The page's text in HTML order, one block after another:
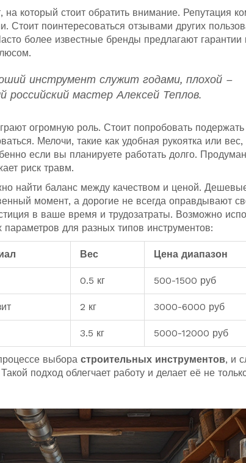
который стоит обратить внимание. Репутация
Стоит поинтересоваться отзывами других
более известные бренды предлагают гарантии
инструмент служит годами, плохой –
российский мастер Алексей Теплов.
огромную роль. Стоит попробовать
Мелочи, такие как удобная рукоятка или вес,
если вы планируете работать долго.
риск травм.
найти баланс между качеством и ценой.
момент, а дорогие не всегда оправдывают
в ваше время и трудозатраты. Возможно
для разных типов инструментов:
Вес Цена диапазон
0.5 кг 500-1500 руб
2 кг 3000-6000 руб
3.5 кг 5000-12000 руб
выбора строительных инструментов, и
подход облегчает работу и делает её не